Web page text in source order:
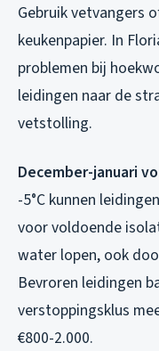
Gebruik vetvangers
keukenpapier. In
problemen bij
leidingen naar de
vetstolling.
December-januari
-5°C kunnen
voor voldoende
water lopen, ook
Bevroren leidingen
verstoppingsklus
€800-2.000.